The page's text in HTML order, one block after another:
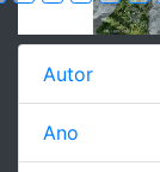
Autor
Ano